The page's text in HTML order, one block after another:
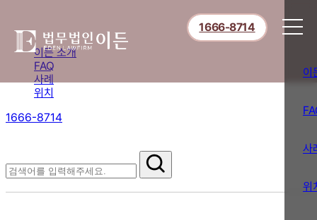
이든 소개
FAQ
사례
위치
1666-8714
1666-8714
이
사
위